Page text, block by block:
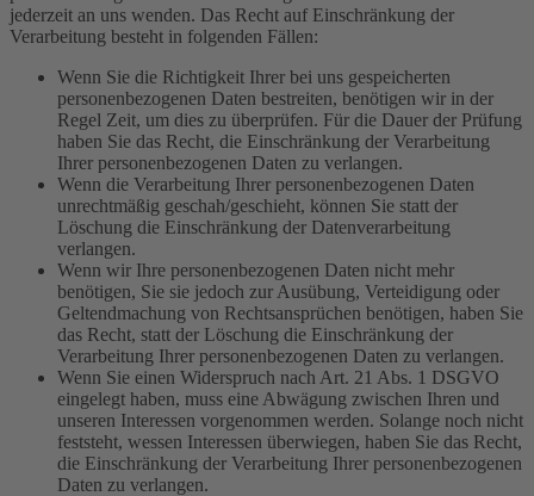
jederzeit an uns wenden. Das Recht auf Einschränkung der
Verarbeitung besteht in folgenden Fällen:
Wenn Sie die Richtigkeit Ihrer bei uns gespeicherten
personenbezogenen Daten bestreiten, benötigen wir in der
Regel Zeit, um dies zu überprüfen. Für die Dauer der Prüfung
haben Sie das Recht, die Einschränkung der Verarbeitung
Ihrer personenbezogenen Daten zu verlangen.
Wenn die Verarbeitung Ihrer personenbezogenen Daten
unrechtmäßig geschah/geschieht, können Sie statt der
Löschung die Einschränkung der Datenverarbeitung
verlangen.
Wenn wir Ihre personenbezogenen Daten nicht mehr
benötigen, Sie sie jedoch zur Ausübung, Verteidigung oder
Geltendmachung von Rechtsansprüchen benötigen, haben Sie
das Recht, statt der Löschung die Einschränkung der
Verarbeitung Ihrer personenbezogenen Daten zu verlangen.
Wenn Sie einen Widerspruch nach Art. 21 Abs. 1 DSGVO
eingelegt haben, muss eine Abwägung zwischen Ihren und
unseren Interessen vorgenommen werden. Solange noch nicht
feststeht, wessen Interessen überwiegen, haben Sie das Recht,
die Einschränkung der Verarbeitung Ihrer personenbezogenen
Daten zu verlangen.